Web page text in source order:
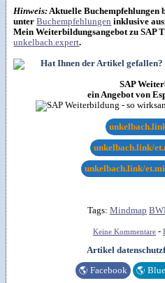
Hinweis: Aktuelle Buchempfehlungen
unterBuchempfehlungen inklusive
Mein Weiterbildungsangebot zu SAP
unkelbach.expert.
SAP
ein Angebot von
unkelbach.link/
unkelbach.link/
Tags: Mindmap
Keine Kommentare -
Artikel
🌎 Facebook 🌎